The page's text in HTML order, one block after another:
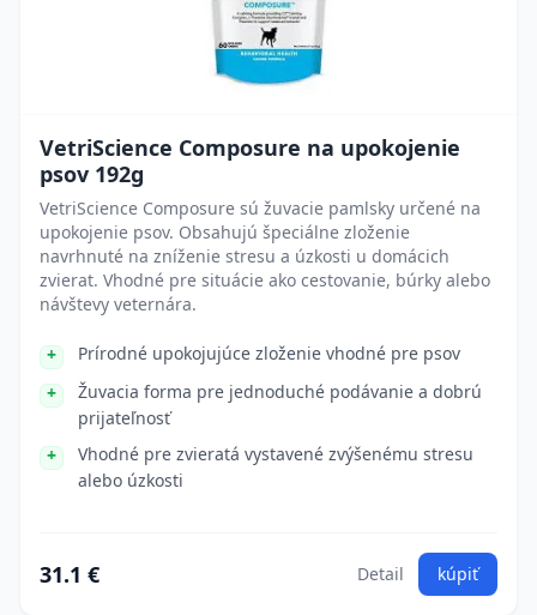
VetriScience Composure na upokojenie
psov 192g
VetriScience Composure sú žuvacie pamlsky určené na
upokojenie psov. Obsahujú špeciálne zloženie
navrhnuté na zníženie stresu a úzkosti u domácich
zvierat. Vhodné pre situácie ako cestovanie, búrky alebo
návštevy veternára.
Prírodné upokojujúce zloženie vhodné pre psov
Žuvacia forma pre jednoduché podávanie a dobrú
prijateľnosť
Vhodné pre zvieratá vystavené zvýšenému stresu
alebo úzkosti
31.1 € Detail kúpiť